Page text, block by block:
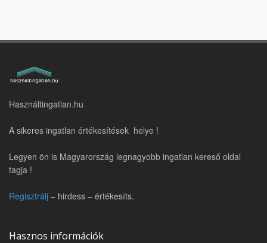
Használtingatlan.hu
A sikeres ingatlan értékesítések helye !
Legyen ön is Magyarország legnagyobb ingatlan kereső oldal
tagja !
Regisztrálj – hirdess – értékesíts.
Hasznos információk